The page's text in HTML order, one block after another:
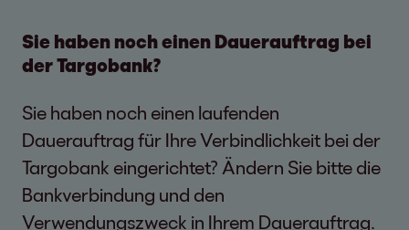
Sie haben noch einen Dauerauftrag bei
der Targobank?
Sie haben noch einen laufenden
Dauerauftrag für Ihre Verbindlichkeit bei der
Targobank eingerichtet? Ändern Sie bitte die
Bankverbindung und den
Verwendungszweck in Ihrem Dauerauftrag.